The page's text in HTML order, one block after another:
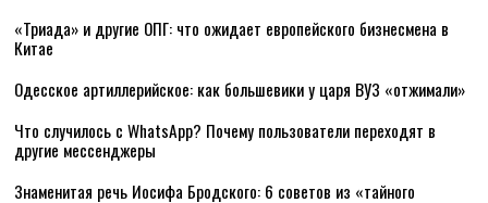
«Триада» и другие ОПГ: что ожидает европейского бизнесмена в
Китае
Одесское артиллерийское: как большевики у царя ВУЗ «отжимали»
Что случилось с WhatsApp? Почему пользователи переходят в
другие мессенджеры
Знаменитая речь Иосифа Бродского: 6 советов из «тайного